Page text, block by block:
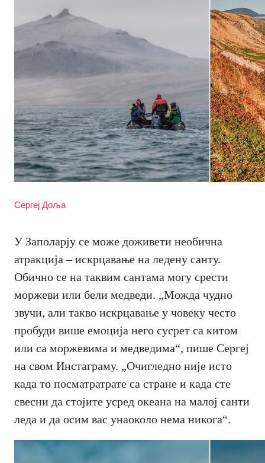
Сергеј Доља
У Заполарју се може доживети необична
атракција – искрцавање на ледену санту.
Обично се на таквим сантама могу срести
моржеви или бели медведи. „Можда чудно
звучи, али такво искрцавање у човеку често
пробуди више емоција него сусрет са китом
или са моржевима и медведима“, пише Сергеј
на свом Инстаграму. „Очигледно није исто
када то посматратрате са стране и када сте
свесни да стојите усред океана на малој санти
леда и да осим вас унаоколо нема никога“.